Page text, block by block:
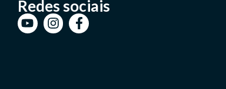
Redes sociais